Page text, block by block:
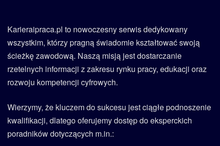
Karieraipraca.pl to nowoczesny serwis dedykowany
wszystkim, którzy pragną świadomie kształtować swoją
ścieżkę zawodową. Naszą misją jest dostarczanie
rzetelnych informacji z zakresu rynku pracy, edukacji oraz
rozwoju kompetencji cyfrowych.
Wierzymy, że kluczem do sukcesu jest ciągłe podnoszenie
kwalifikacji, dlatego oferujemy dostęp do eksperckich
poradników dotyczących m.in.: